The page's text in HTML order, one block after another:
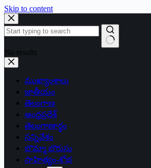
Skip to content
No results
ముఖ్యాంశాలు
జాతీయం
తెలంగాణ
ఆంధ్రప్రదేశ్
తెలంగాణార్థం
సన్నివేశం
బొమ్మా బొరుసు
సాహిత్యం-శోభ